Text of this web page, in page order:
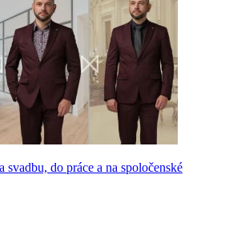
svadbu, do práce a na spoločenské